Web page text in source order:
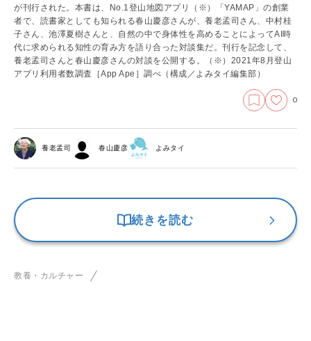
が刊行された。本書は、No.1登山地図アプリ（※）「YAMAP」の創業
者で、読書家としても知られる春山慶彦さんが、養老孟司さん、中村桂
子さん、池澤夏樹さんと、自然の中で身体性を高めることによってAI時
代に求められる知性の育み方を語り合った対談集だ。刊行を記念して、
養老孟司さんと春山慶彦さんの対談を公開する。（※）2021年8月登山
アプリ利用者数調査［App Ape］調べ（構成／よみタイ編集部）
0
養老孟司 春山慶彦 よみタイ
続きを読む
教養・カルチャー